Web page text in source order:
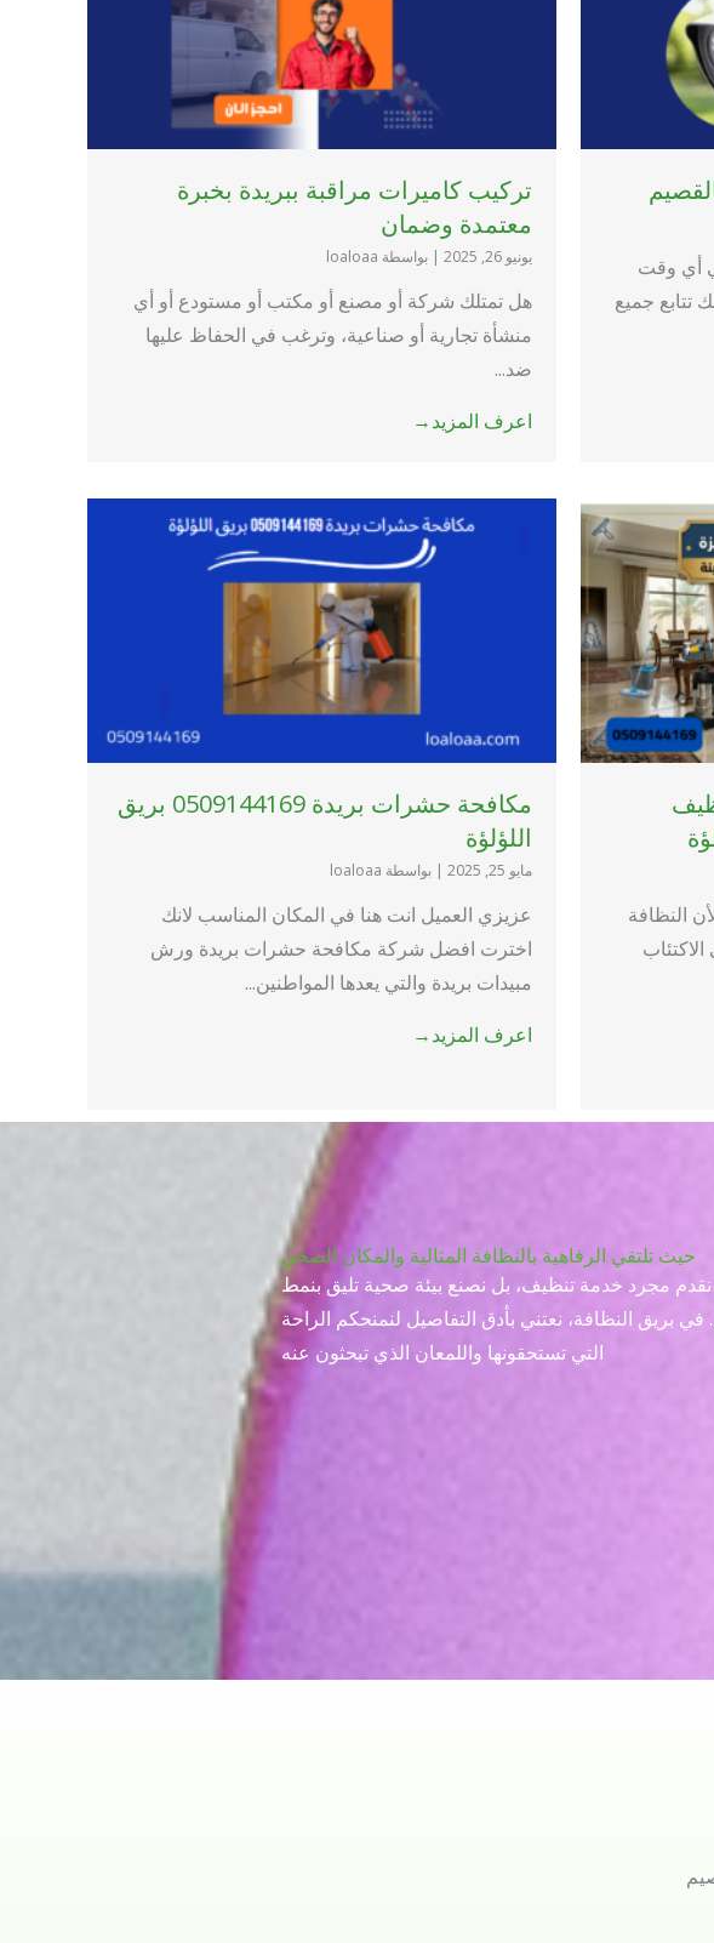
أي وقت
تتابع جميع
تركيب كاميرات مراقبة ببريدة بخبرة
معتمدة وضمان
يونيو 26, 2025 |بواسطة loaloaa
هل تمتلك شركة أو مصنع أو مكتب أو مستودع أو أي
منشأة تجارية أو صناعية، وترغب في الحفاظ عليها
ضد...
اعرف المزيد→
النظافة
مكافحة حشرات بريدة 0509144169 بريق
اللؤلؤة
مايو 25, 2025 |بواسطة loaloaa
عزيزي العميل انت هنا في المكان المناسب لانك
اخترت افضل شركة مكافحة حشرات بريدة ورش
مبيدات بريدة والتي يعدها المواطنين...
اعرف المزيد→
حيث تلتقي الرفاهية بالنظافة المثالية والمكان الصحي
نقدم مجرد خدمة تنظيف، بل نصنع بيئة صحية تليق بنمط
في بريق النظافة، نعتني بأدق التفاصيل لنمنحكم الراحة
التي تستحقونها واللمعان الذي تبحثون عنه